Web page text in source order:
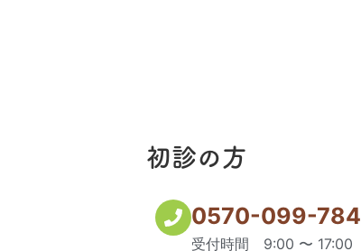
初診の方
0570-099-784
受付時間 9:00 〜 17:00